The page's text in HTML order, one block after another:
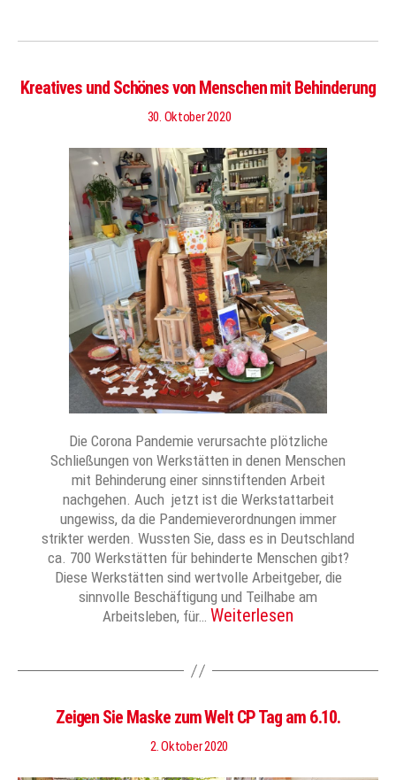
Kreatives und Schönes von Menschen mit Behinderung
30. Oktober 2020
Die Corona Pandemie verursachte plötzliche
Schließungen von Werkstätten in denen Menschen
mit Behinderung einer sinnstiftenden Arbeit
nachgehen. Auch jetzt ist die Werkstattarbeit
ungewiss, da die Pandemieverordnungen immer
strikter werden. Wussten Sie, dass es in Deutschland
ca. 700 Werkstätten für behinderte Menschen gibt?
Diese Werkstätten sind wertvolle Arbeitgeber, die
sinnvolle Beschäftigung und Teilhabe am
Arbeitsleben, für… Weiterlesen
Zeigen Sie Maske zum Welt CP Tag am 6.10.
2. Oktober 2020